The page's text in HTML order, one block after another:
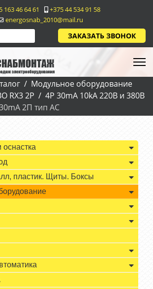
163 46 64 61
+375 44 534 91 58
energosnab_2010@mail.ru
ЗАКАЗАТЬ ЗВОНОК
Модульное оборудование
RX3 2P
4P 30mA 10kA 220В и 380В
2П тип АС
оснастка
пластик. Щиты. Боксы